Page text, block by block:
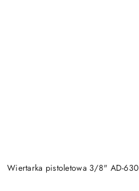
Wiertarka pistoletowa 3/8" AD-630